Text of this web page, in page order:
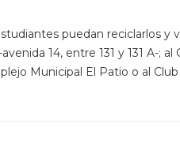
puedan reciclarlos y
14, entre 131 y 131 A-;
Municipal El Patio o al